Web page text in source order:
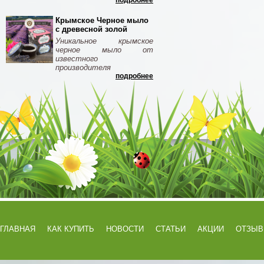
Крымское Черное мыло
с древесной золой
Уникальное крымское
черное мыло от
известного
производителя
подробнее
ГЛАВНАЯ КАК КУПИТЬ НОВОСТИ СТАТЬИ АКЦИИ